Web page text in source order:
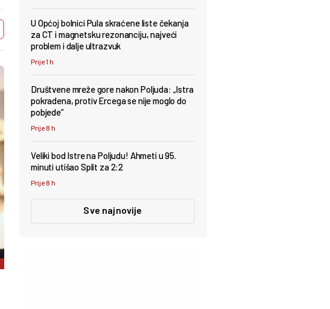
U Općoj bolnici Pula skraćene liste čekanja
za CT i magnetsku rezonanciju, najveći
problem i dalje ultrazvuk
Prije 1 h
Društvene mreže gore nakon Poljuda: „Istra
pokradena, protiv Ercega se nije moglo do
pobjede“
Prije 8 h
Veliki bod Istre na Poljudu! Ahmeti u 95.
minuti utišao Split za 2:2
Prije 8 h
Sve najnovije